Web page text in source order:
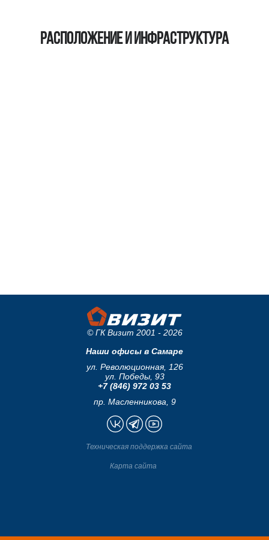
Расположение и инфраструктура
© ГК Визит 2001 - 2026
Наши офисы в Самаре
ул. Революционная, 126
ул. Победы, 93
+7 (846) 972 03 53
пр. Масленникова, 9
Техническая поддержка сайта
Карта сайта